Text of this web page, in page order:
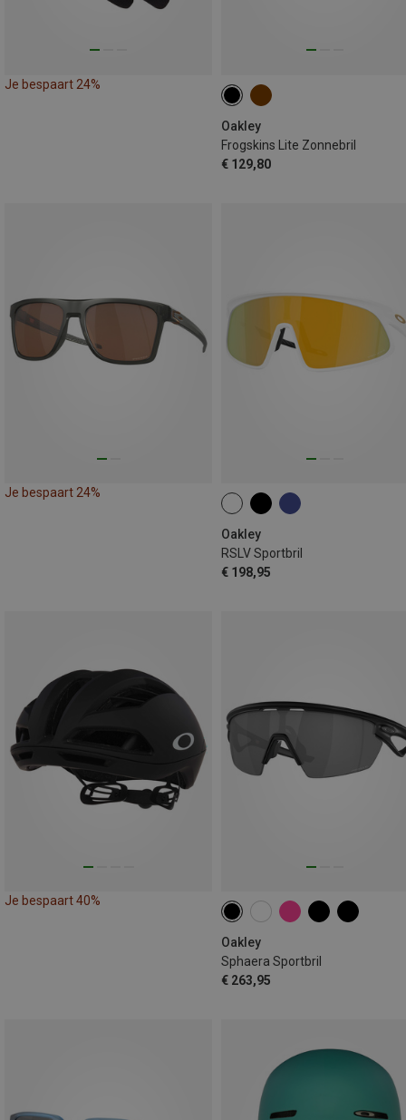
Je bespaart 24%
Oakley
Frogskins Lite Zonnebril
€ 129,80
Je bespaart 24%
Oakley
RSLV Sportbril
€ 198,95
Je bespaart 40%
Oakley
Sphaera Sportbril
€ 263,95